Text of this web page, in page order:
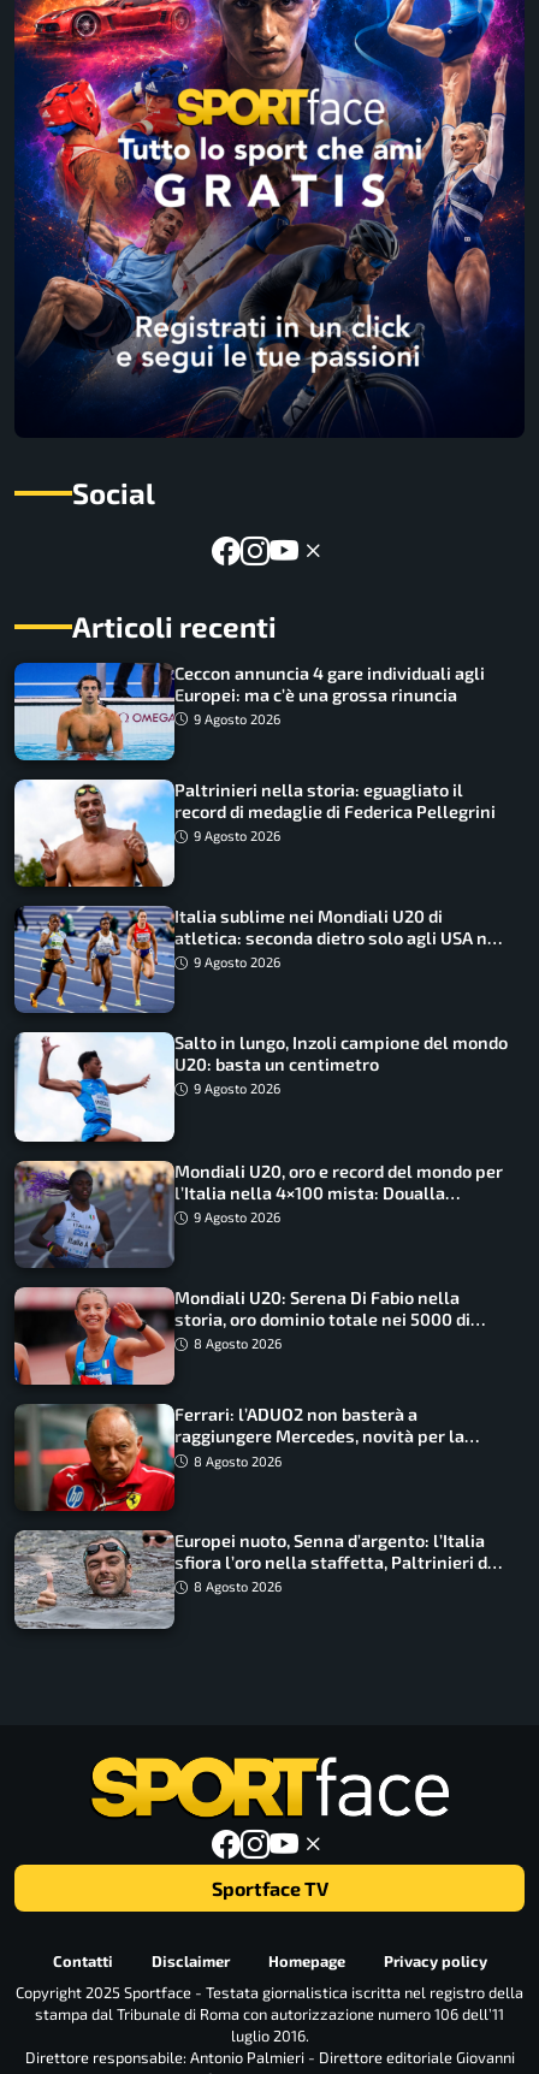
Social
Articoli recenti
Ceccon annuncia 4 gare individuali agli
Europei: ma c’è una grossa rinuncia
9 Agosto 2026
Paltrinieri nella storia: eguagliato il
record di medaglie di Federica Pellegrini
9 Agosto 2026
Italia sublime nei Mondiali U20 di
atletica: seconda dietro solo agli USA nel
medagliere
9 Agosto 2026
Salto in lungo, Inzoli campione del mondo
U20: basta un centimetro
9 Agosto 2026
Mondiali U20, oro e record del mondo per
l’Italia nella 4×100 mista: Doualla
straordinaria
9 Agosto 2026
Mondiali U20: Serena Di Fabio nella
storia, oro dominio totale nei 5000 di
marcia
8 Agosto 2026
Ferrari: l’ADUO2 non basterà a
raggiungere Mercedes, novità per la
Macarena
8 Agosto 2026
Europei nuoto, Senna d’argento: l’Italia
sfiora l’oro nella staffetta, Paltrinieri da
urlo, il bilancio azzurro
8 Agosto 2026
Sportface TV
Contatti Disclaimer Homepage
Privacy policy
Copyright 2025 Sportface - Testata giornalistica iscritta nel registro della
stampa dal Tribunale di Roma con autorizzazione numero 106 dell’11
luglio 2016.
Direttore responsabile: Antonio Palmieri - Direttore editoriale Giovanni